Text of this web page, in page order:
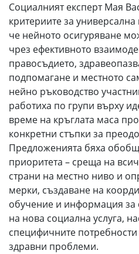
Социалният експерт Мая
критериите за
че нейното осигуряване
чрез ефективното
правосъдието,
подпомагане и местното
нейно ръководство
работиха по групи върху
време на кръглата маса
конкретни стъпки за
Предложенията бяха
приоритета – среща на
страни на местно ниво и
мерки, създаване на
обучение и информация за
на нова социална услуга,
специфичните
здравни проблеми.